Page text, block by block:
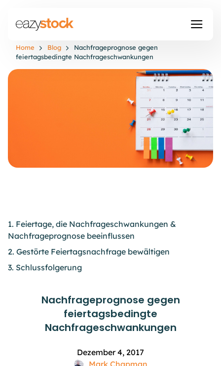
Home Blog
Nachfrageprognose gegen
feiertagsbedingte Nachfrageschwankungen
1. Feiertage, die Nachfrageschwankungen &
Nachfrageprognose beeinflussen
2. Gestörte Feiertagsnachfrage bewältigen
3. Schlussfolgerung
Nachfrageprognose gegen
feiertagsbedingte
Nachfrageschwankungen
Dezember 4, 2017
Mark Chapman